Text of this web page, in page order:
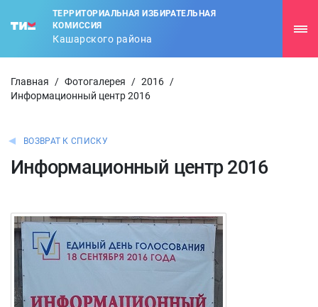
ТЕРРИТОРИАЛЬНАЯ ИЗБИРАТЕЛЬНАЯ
КОМИССИЯ
Кашарского района
Главная / Фотогалерея / 2016 /
Информационный центр 2016
ВОЗВРАТ К СПИСКУ
Информационный центр 2016